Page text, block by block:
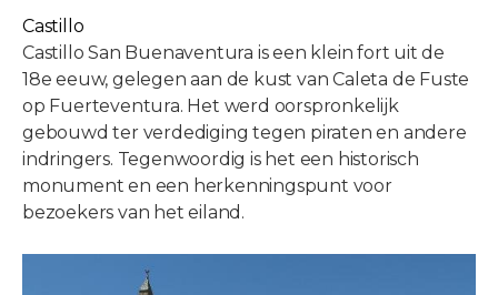
Castillo
Castillo San Buenaventura is een klein fort uit de
18e eeuw, gelegen aan de kust van Caleta de Fuste
op Fuerteventura. Het werd oorspronkelijk
gebouwd ter verdediging tegen piraten en andere
indringers. Tegenwoordig is het een historisch
monument en een herkenningspunt voor
bezoekers van het eiland.